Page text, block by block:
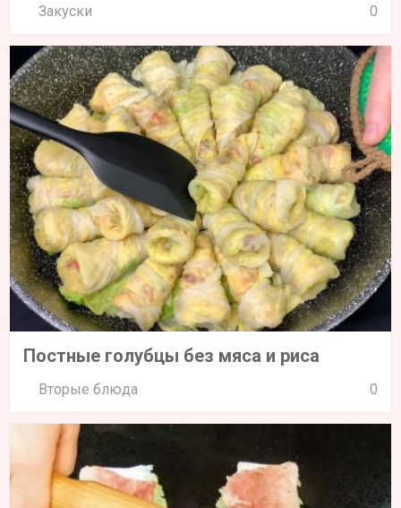
Закуски 0
Постные голубцы без мяса и риса
Вторые блюда 0